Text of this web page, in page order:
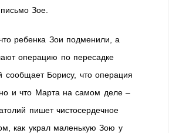
Зое.
ребенка Зои подменили, а
операцию по пересадке
сообщает Борису, что операция
и что Марта на самом деле –
пишет чистосердечное
как украл маленькую Зою у